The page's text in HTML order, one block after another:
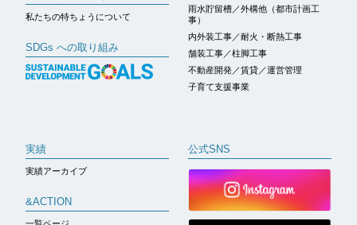
私たちの特ちょうについて
SDGs への取り組み
雨水貯留槽／外構他（都市計画工
事）
内外装工事／耐火・断熱工事
舗装工事／柱脚工事
不動産開発／賃貸／運営管理
子育て支援事業
実績
実績アーカイブ
&ACTION
公式SNS